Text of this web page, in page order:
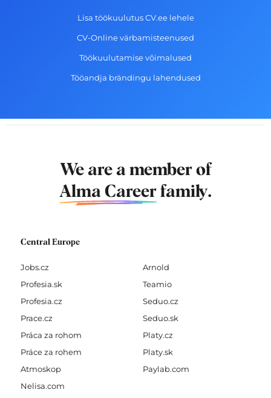
Lisa töökuulutus CV.ee lehele
CV-Online värbamisteenused
Töökuulutamise võimalused
Tööandja brändingu lahendused
We are a member of
Alma Career family.
Central Europe
Jobs.cz
Profesia.sk
Profesia.cz
Prace.cz
Práca za rohom
Práce za rohem
Atmoskop
Nelisa.com
Arnold
Teamio
Seduo.cz
Seduo.sk
Platy.cz
Platy.sk
Paylab.com